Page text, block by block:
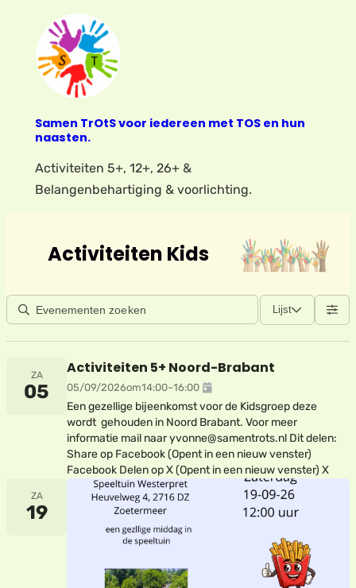
Samen TrOtS voor iedereen met TOS en hun
naasten.
Activiteiten 5+, 12+, 26+ &
Belangenbehartiging & voorlichting.
Activiteiten Kids
Lijst
ZA
05
Activiteiten 5+ Noord-Brabant
05/09/2026om14:00–16:00
Een gezellige bijeenkomst voor de Kidsgroep deze
wordt gehouden in Noord Brabant. Voor meer
informatie mail naar yvonne@samentrots.nl Dit delen:
Share op Facebook (Opent in een nieuw venster)
Facebook Delen op X (Opent in een nieuw venster) X
ZA
19